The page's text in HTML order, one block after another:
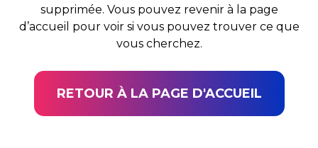
supprimée. Vous pouvez revenir à la page
d’accueil pour voir si vous pouvez trouver ce que
vous cherchez.
RETOUR À LA PAGE D'ACCUEIL